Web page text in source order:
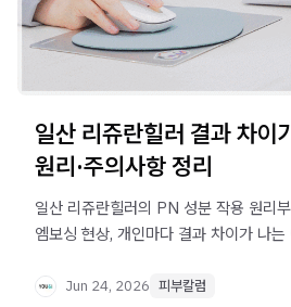
일산 리쥬란힐러 결과 차이
원리·주의사항 정리
일산 리쥬란힐러의 PN 성분 작용 원리부
엠보싱 현상, 개인마다 결과 차이가 나는
시술 전 꼭 확인하세요.
Jun 24, 2026 피부칼럼